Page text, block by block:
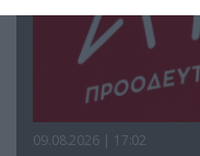
09.08.2026 | 17:02